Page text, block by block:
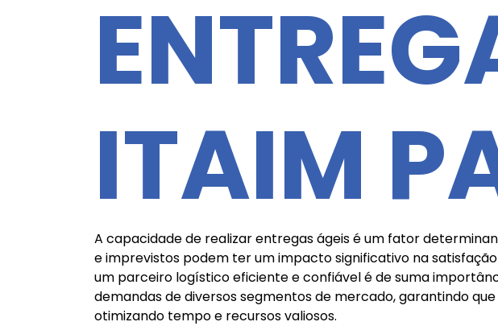
ITAIM
A capacidade de realizar entregas ágeis é um fator
e imprevistos podem ter um impacto significativo na
um parceiro logístico eficiente e confiável é de suma
demandas de diversos segmentos de mercado, garantindo
otimizando tempo e recursos valiosos.